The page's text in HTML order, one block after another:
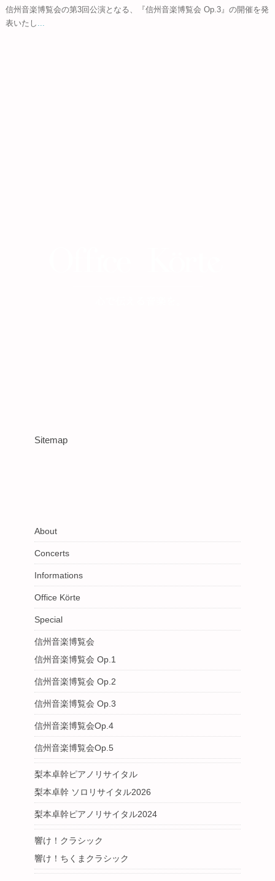
信州音楽博覧会の第3回公演となる、『信州音楽博覧会 Op.3』の開催を発
表いたし ...
Sitemap
About
Concerts
Informations
Office Körte
Special
信州音楽博覧会
信州音楽博覧会 Op.1
信州音楽博覧会 Op.2
信州音楽博覧会 Op.3
信州音楽博覧会Op.4
信州音楽博覧会Op.5
梨本卓幹ピアノリサイタル
梨本卓幹 ソロリサイタル2026
梨本卓幹ピアノリサイタル2024
響け！クラシック
響け！ちくまクラシック